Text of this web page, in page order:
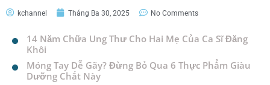
kchannel Tháng Ba 30, 2025 No Comments
14 Năm Chữa Ung Thư Cho Hai Mẹ Của Ca Sĩ Đăng
Khôi
Móng Tay Dễ Gãy? Đừng Bỏ Qua 6 Thực Phẩm Giàu
Dưỡng Chất Này